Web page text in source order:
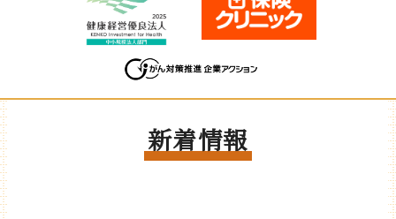
新着情報